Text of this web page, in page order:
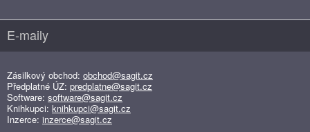
E-maily
Zásilkový obchod: obchod@sagit.cz
Předplatné ÚZ: predplatne@sagit.cz
Software: software@sagit.cz
Knihkupci: knihkupci@sagit.cz
Inzerce: inzerce@sagit.cz